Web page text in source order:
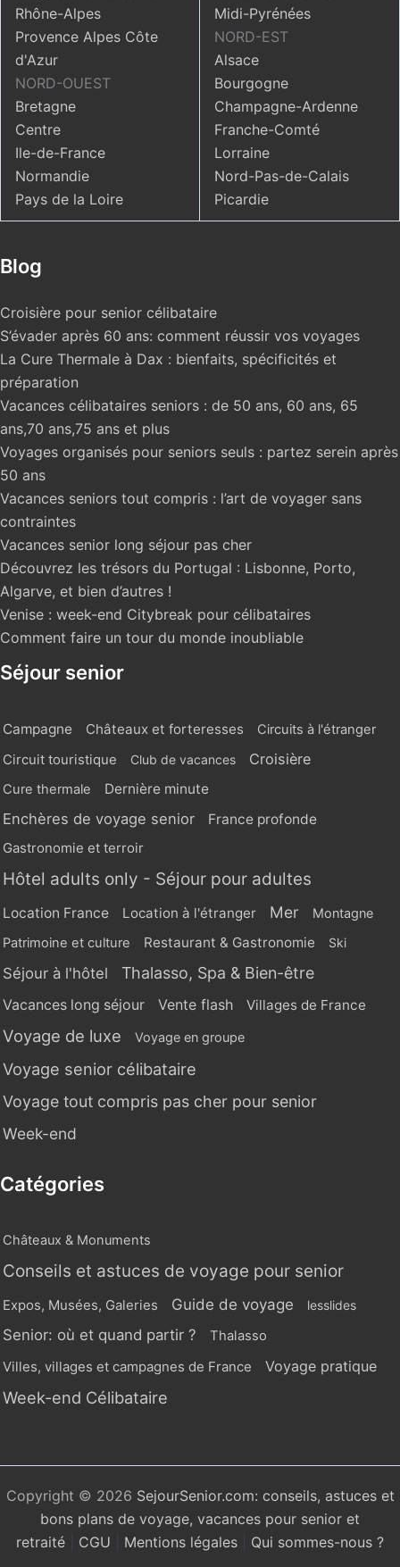
Rhône-Alpes
Provence Alpes Côte
d'Azur
NORD-OUEST
Bretagne
Centre
Ile-de-France
Normandie
Pays de la Loire
Midi-Pyrénées
NORD-EST
Alsace
Bourgogne
Champagne-Ardenne
Franche-Comté
Lorraine
Nord-Pas-de-Calais
Picardie
Blog
Croisière pour senior célibataire
S’évader après 60 ans: comment réussir vos voyages
La Cure Thermale à Dax : bienfaits, spécificités et
préparation
Vacances célibataires seniors : de 50 ans, 60 ans, 65
ans,70 ans,75 ans et plus
Voyages organisés pour seniors seuls : partez serein après
50 ans
Vacances seniors tout compris : l’art de voyager sans
contraintes
Vacances senior long séjour pas cher
Découvrez les trésors du Portugal : Lisbonne, Porto,
Algarve, et bien d’autres !
Venise : week-end Citybreak pour célibataires
Comment faire un tour du monde inoubliable
Séjour senior
Campagne Châteaux et forteresses
Circuits à l'étranger
Circuit touristique
Club de vacances Croisière
Cure thermale Dernière minute
Enchères de voyage senior
France profonde
Gastronomie et terroir
Hôtel adults only - Séjour pour adultes
Location France Location à l'étranger Mer Montagne
Patrimoine et culture Restaurant & Gastronomie Ski
Séjour à l'hôtel Thalasso, Spa & Bien-être
Vacances long séjour Vente flash Villages de France
Voyage de luxe Voyage en groupe
Voyage senior célibataire
Voyage tout compris pas cher pour senior
Week-end
Catégories
Châteaux & Monuments
Conseils et astuces de voyage pour senior
Expos, Musées, Galeries Guide de voyage lesslides
Senior: où et quand partir ? Thalasso
Villes, villages et campagnes de France Voyage pratique
Week-end Célibataire
Copyright © 2026 SejourSenior.com: conseils, astuces et
bons plans de voyage, vacances pour senior et
retraité
CGU Mentions légales Qui sommes-nous ?